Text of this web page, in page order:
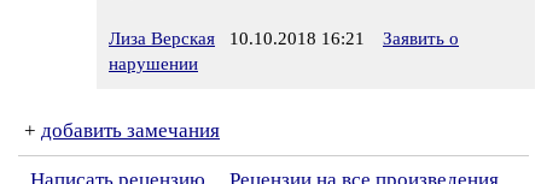
Лиза Верская 10.10.2018 16:21
Заявить о
нарушении
+ добавить замечания